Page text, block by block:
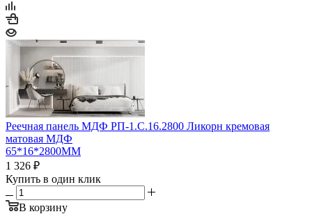
Реечная панель МДФ РП-1.С.16.2800 Ликорн кремовая
матовая МДФ
65*16*2800ММ
1 326 ₽
Купить в один клик
В корзину